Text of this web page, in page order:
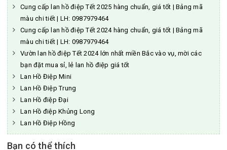
Cung cấp lan hồ điệp Tết 2025 hàng chuẩn, giá tốt | Bảng mã
màu chi tiết | LH: 0987979464
Cung cấp lan hồ điệp Tết 2024 hàng chuẩn, giá tốt | Bảng mã
màu chi tiết | LH: 0987979464
Vườn lan hồ điệp Tết 2024 lớn nhất miền Bắc vào vụ, mời các
bạn đặt mua sỉ, lẻ lan hồ điệp giá tốt
Lan Hồ Điệp Mini
Lan Hồ Điệp Trung
Lan Hồ điệp Đại
Lan Hồ điệp Khủng Long
Lan Hồ Điệp Hồng
Bạn có thể thích